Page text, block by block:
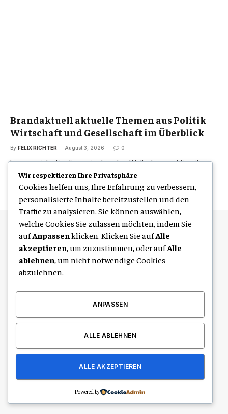
Brandaktuell aktuelle Themen aus Politik
Wirtschaft und Gesellschaft im Überblick
By FELIX RICHTER August 3, 2026 0
In einer sich ständig verändernden Welt ist es wichtig, über
aktuelle Entwicklungen informiert zu bleiben.…
ÜBER UNS
Leipzig Life bietet spannende Einblicke in das Leben, die Kultur und
den Alltag in Leipzig. Von Events über lokale Trends bis hin zu
gesellschaftlichen Themen zeigen wir die Vielfalt der Stadt.
Entdecken Sie Leipzig aus einer neuen Perspektive.
Senden Sie uns hier eine E-Mail zum Veröffentlichen von Inhalten:
Wir respektieren Ihre Privatsphäre
Cookies helfen uns, Ihre Erfahrung zu verbessern,
personalisierte Inhalte bereitzustellen und den
Traffic zu analysieren. Sie können auswählen,
welche Cookies Sie zulassen möchten, indem Sie
aufAnpassen klicken. Klicken Sie aufAlle
akzeptieren, um zuzustimmen, oder aufAlle
ablehnen, um nicht notwendige Cookies
abzulehnen.
ANPASSEN
ALLE ABLEHNEN
ALLE AKZEPTIEREN
Powered by